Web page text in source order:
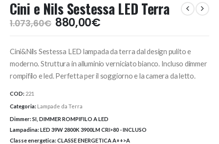
Cini e Nils Sestessa LED Terra
1.073,60€ Il
prezzo
era:
1.073,60€.
880,00€Il
prezzo
è:
880,00€.
Cini&Nils Sestessa LED lampada da terra dal design pulito e
moderno. Struttura in alluminio verniciato bianco. Incluso dimmer
rompifilo e led. Perfetta per il soggiorno e la camera da letto.
COD: 221
Categoria: Lampade da Terra
Dimmer:SI, DIMMER ROMPIFILO A LED
Lampadina:LED 39W 2800K 3900LM CRI>80 - INCLUSO
Classe energetica:CLASSE ENERGETICA A++>A